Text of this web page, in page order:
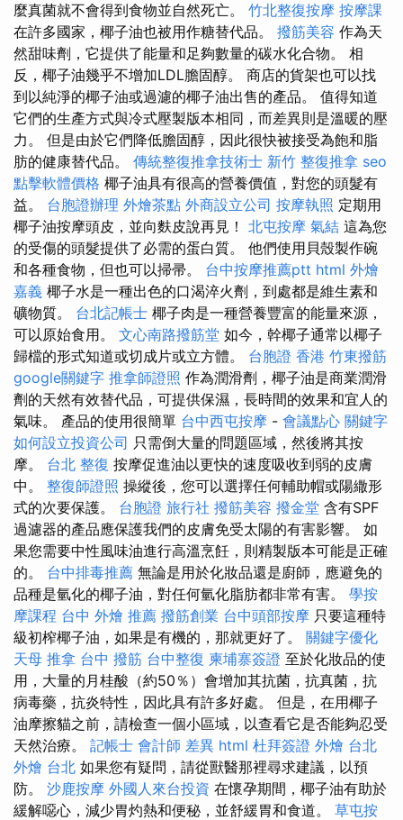
麼真菌就不會得到食物並自然死亡。 竹北整復按摩 按摩課
在許多國家，椰子油也被用作糖替代品。 撥筋美容 作為天
然甜味劑，它提供了能量和足夠數量的碳水化合物。 相
反，椰子油幾乎不增加LDL膽固醇。 商店的貨架也可以找
到以純淨的椰子油或過濾的椰子油出售的產品。 值得知道
它們的生產方式與冷式壓製版本相同，而差異則是溫暖的壓
力。 但是由於它們降低膽固醇，因此很快被接受為飽和脂
肪的健康替代品。 傳統整復推拿技術士 新竹 整復推拿 seo
點擊軟體價格 椰子油具有很高的營養價值，對您的頭髮有
益。 台胞證辦理 外燴茶點 外商設立公司 按摩執照 定期用
椰子油按摩頭皮，並向麩皮說再見！ 北屯按摩 氣結 這為您
的受傷的頭髮提供了必需的蛋白質。 他們使用貝殼製作碗
和各種食物，但也可以掃帚。 台中按摩推薦ptt html 外燴
嘉義 椰子水是一種出色的口渴淬火劑，到處都是維生素和
礦物質。 台北記帳士 椰子肉是一種營養豐富的能量來源，
可以原始食用。 文心南路撥筋堂 如今，幹椰子通常以椰子
歸檔的形式知道或切成片或立方體。 台胞證 香港 竹東撥筋
google關鍵字 推拿師證照 作為潤滑劑，椰子油是商業潤滑
劑的天然有效替代品，可提供保濕，長時間的效果和宜人的
氣味。 產品的使用很簡單 台中西屯按摩 - 會議點心 關鍵字
如何設立投資公司 只需倒大量的問題區域，然後將其按
摩。 台北 整復 按摩促進油以更快的速度吸收到弱的皮膚
中。 整復師證照 操縱後，您可以選擇任何輔助帽或陽繖形
式的次要保護。 台胞證 旅行社 撥筋美容 撥金堂 含有SPF
過濾器的產品應保護我們的皮膚免受太陽的有害影響。 如
果您需要中性風味油進行高溫烹飪，則精製版本可能是正確
的。 台中排毒推薦 無論是用於化妝品還是廚師，應避免的
品種是氫化的椰子油，對任何氫化脂肪都非常有害。 學按
摩課程 台中 外燴 推薦 撥筋創業 台中頭部按摩 只要這種特
級初榨椰子油，如果是有機的，那就更好了。 關鍵字優化
天母 推拿 台中 撥筋 台中整復 柬埔寨簽證 至於化妝品的使
用，大量的月桂酸（約50％）會增加其抗菌，抗真菌，抗
病毒藥，抗炎特性，因此具有許多好處。 但是，在用椰子
油摩擦貓之前，請檢查一個小區域，以查看它是否能夠忍受
天然治療。 記帳士 會計師 差異 html 杜拜簽證 外燴 台北
外燴 台北 如果您有疑問，請從獸醫那裡尋求建議，以預
防。 沙鹿按摩 外國人來台投資 在懷孕期間，椰子油有助於
緩解噁心，減少胃灼熱和便秘，並舒緩胃和食道。 草屯按